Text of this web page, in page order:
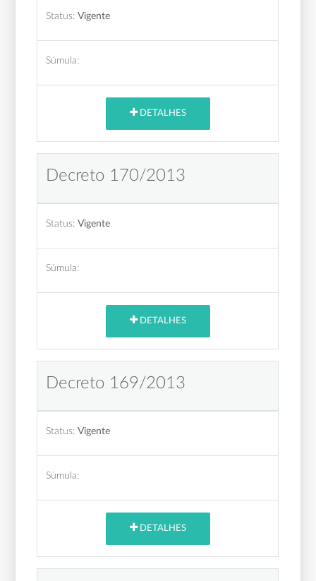
Status: Vigente
Súmula:
DETALHES
Decreto 170/2013
Status: Vigente
Súmula:
DETALHES
Decreto 169/2013
Status: Vigente
Súmula:
DETALHES